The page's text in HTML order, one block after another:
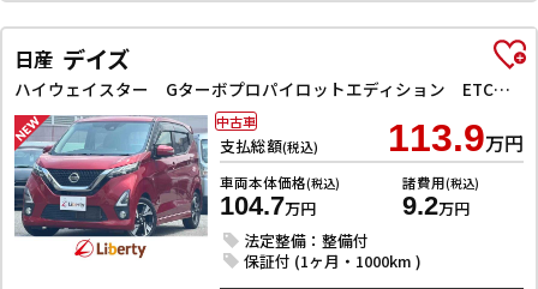
日産 デイズ
ハイウェイスター Gターボプロパイロットエディション ETC 全周囲カメラ ナビ TV クリアランスソナー オートクルーズコントロール スマートキー アイドリングストップ ベンチシート CVT アルミホイール
支払総額(税込) 113.9万円
車両本体価格(税込)
104.7万円
諸費用(税込)
9.2万円
法定整備：整備付
保証付 (1ヶ月・1000km )
中古車